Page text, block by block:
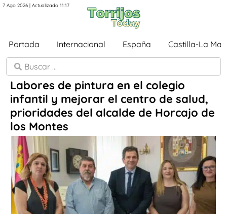
7 Ago 2026 | Actualizado 11:17
Portada Internacional España Castilla-La
Labores de pintura en el colegio
infantil y mejorar el centro de salud,
prioridades del alcalde de Horcajo de
los Montes